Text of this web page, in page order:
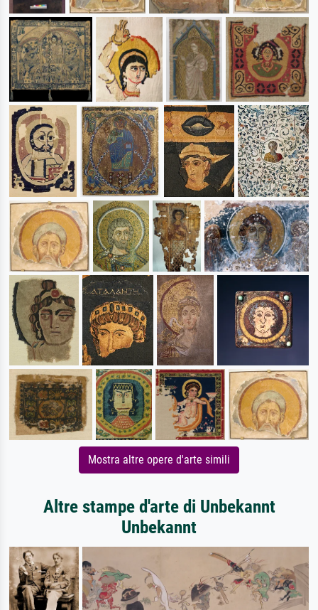
Mostra altre opere d'arte simili
Altre stampe d'arte di Unbekannt
Unbekannt